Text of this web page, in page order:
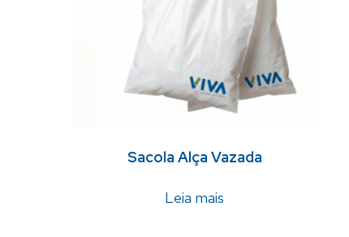
Sacola Alça Vazada
Leia mais